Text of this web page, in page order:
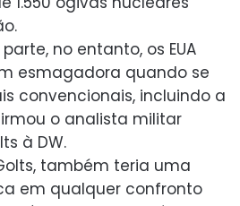
no entanto, os EUA
esmagadora quando se
convencionais, incluindo a
o analista militar
à DW.
também teria uma
em qualquer confronto